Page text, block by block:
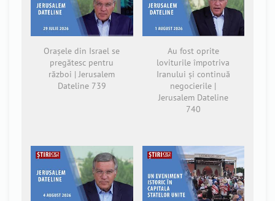
Orașele din Israel se
pregătesc pentru
război | Jerusalem
Dateline 739
Au fost oprite
loviturile împotriva
Iranului și continuă
negocierile |
Jerusalem Dateline
740